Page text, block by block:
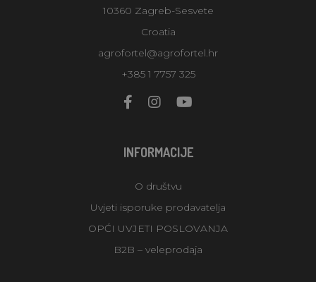
10360 Zagreb-Sesvete
Croatia
agrofortel@agrofortel.hr
+385 1 7757 325
INFORMACIJE
O društvu
Uvjeti isporuke prodavatelja
OPĆI UVJETI POSLOVANJA
B2B – veleprodaja